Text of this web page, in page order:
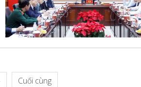
Cuối cùng